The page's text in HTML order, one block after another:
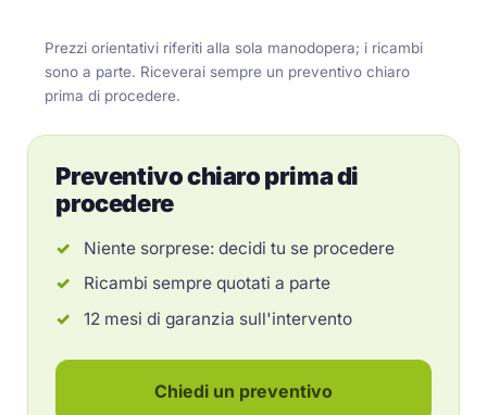
Prezzi orientativi riferiti alla sola manodopera; i ricambi
sono a parte. Riceverai sempre un preventivo chiaro
prima di procedere.
Preventivo chiaro prima di
procedere
Niente sorprese: decidi tu se procedere
Ricambi sempre quotati a parte
12 mesi di garanzia sull'intervento
Chiedi un preventivo